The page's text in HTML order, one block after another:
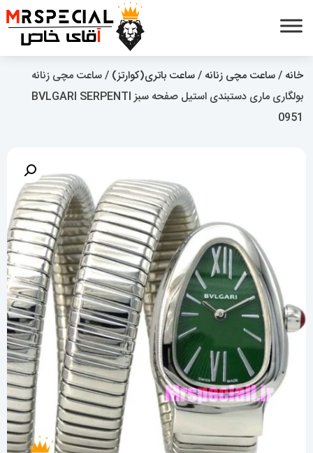
خانه /ساعت مچی زنانه /ساعت باتری(کوارتز) / ساعت مچی زنانه
بولگاری ماری دستبندی استیل صفحه سبز BVLGARI SERPENTI
0951